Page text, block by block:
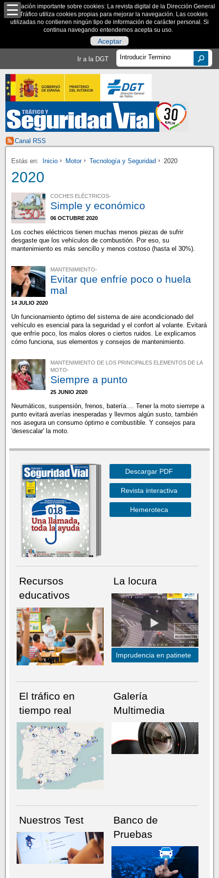
Información importante sobre cookies: La revista digital de la Dirección General
de Tráfico utiliza cookies propias para mejorar la navegación. Las cookies
utilizadas no contienen ningún tipo de información de carácter personal. Si
continua navegando entendemos acepta su uso.
Aceptar
Ir a la DGT
Canal RSS
Estás en: Inicio Motor Tecnología y Seguridad 2020
2020
COCHES ELÉCTRICOS-
Simple y económico
06 OCTUBRE 2020
Los coches eléctricos tienen muchas menos piezas de sufrir
desgaste que los vehículos de combustión. Por eso, su
mantenimiento es más sencillo y menos costoso (hasta el 30%).
MANTENIMIENTO-
Evitar que enfríe poco o huela
mal
14 JULIO 2020
Un funcionamiento óptimo del sistema de aire acondicionado del
vehículo es esencial para la seguridad y el confort al volante. Evitará
que enfríe poco, los malos olores o ciertos ruidos. Le explicamos
cómo funciona, sus elementos y consejos de mantenimiento.
MANTENIMIENTO DE LOS PRINCIPALES ELEMENTOS DE LA
MOTO-
Siempre a punto
25 JUNIO 2020
Neumáticos, suspensión, frenos, batería.... Tener la moto siemrpe a
punto evitará averías inesperadas y llevrnos algún susto, también
nos asegura un consumo óptimo e combustible. Y consejos para
'desescalar' la moto.
NÚMERO ACTUALHEMEROTECA
Descargar PDF
Revista interactiva
Hemeroteca
Recursos
educativos
La locura
Imprudencia en patinete
El tráfico en
tiempo real
Galería
Multimedia
Nuestros Test
Banco de
Pruebas